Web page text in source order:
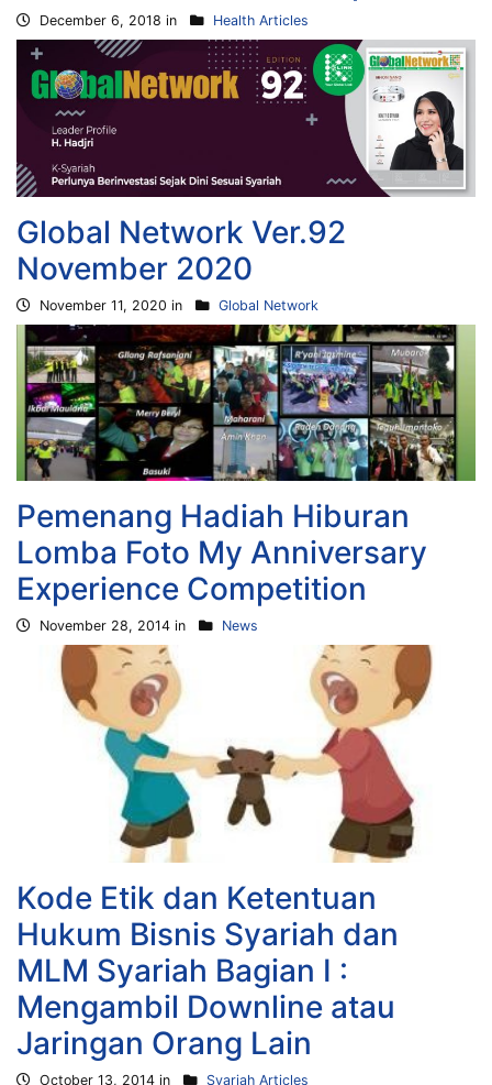
December 6, 2018 in Health Articles
Global Network Ver.92
November 2020
November 11, 2020 in Global Network
Pemenang Hadiah Hiburan
Lomba Foto My Anniversary
Experience Competition
November 28, 2014 in News
Kode Etik dan Ketentuan
Hukum Bisnis Syariah dan
MLM Syariah Bagian I :
Mengambil Downline atau
Jaringan Orang Lain
October 13, 2014 in Syariah Articles